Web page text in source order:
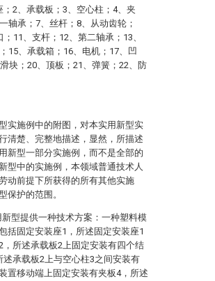
；2、承载板；3、空心柱；4、夹
轴承；7、丝杆；8、从动齿轮；
11、支杆；12、第二轴承；13、
15、承载箱；16、电机；17、凹
块；20、顶板；21、弹簧；22、防
实施例中的附图，对本实用新型实
清楚、完整地描述，显然，所描述
新型一部分实施例，而不是全部的
型中的实施例，本领域普通技术人
动前提下所获得的所有其他实施
保护的范围。
型提供一种技术方案：一种塑料模
括固定安装座1，所述固定安装座1
所述承载板2上固定安装有四个结
承载板2上与空心柱3之间安装有
置移动端上固定安装有夹板4，所述